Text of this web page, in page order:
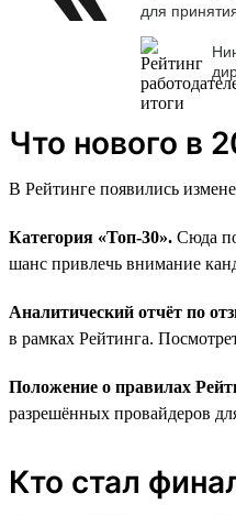
для
Что нового в
В Рейтинге появились
Категория «Топ-30». Сюда
шанс привлечь внимание
Аналитический отчёт по
в рамках Рейтинга.
Положение о правилах
разрешённых провайдеров
Кто стал